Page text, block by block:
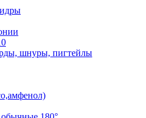
шнуры, пигтейлы